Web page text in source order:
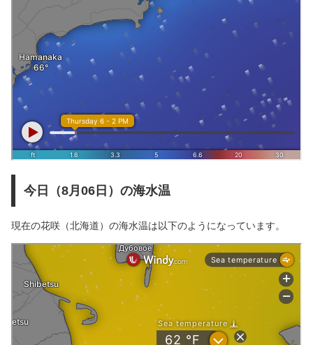
今日（8月06日）の海水温
現在の花咲（北海道）の海水温は以下のようになっています。